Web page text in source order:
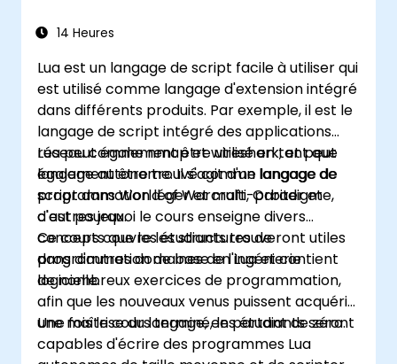
14 Heures
Lua est un langage de script facile à utiliser qui
est utilisé comme langage d'extension intégré
dans différents produits. Par exemple, il est le
langage de script intégré des applications
réseau comme nmap et wireshark, et peut
également être trouvé comme langage de
script dans World of Warcraft, Orbiter et
d'autres jeux.
Lua peut également être utilisé en tant que
langage autonome. Il s'agit d'un langage de
programmation léger et multi-paradigme,
c'est pourquoi le cours enseigne divers
concepts que les étudiants trouveront utiles
dans d'autres domaines de l'ingénierie
logicielle.
Ce cours couvre les structures de
programmation de base en Lua et contient
de nombreux exercices de programmation,
afin que les nouveaux venus puissent acquérir
une maîtrise du langage, en partant de zéro.
Une fois le cours terminé, les étudiants seront
capables d'écrire des programmes Lua